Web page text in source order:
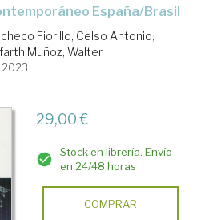
España/Brasil
Fiorillo, Celso Antonio;
Muñoz, Walter
2023
29,00 €
Stock en librería. Envío
en 24/48 horas
COMPRAR